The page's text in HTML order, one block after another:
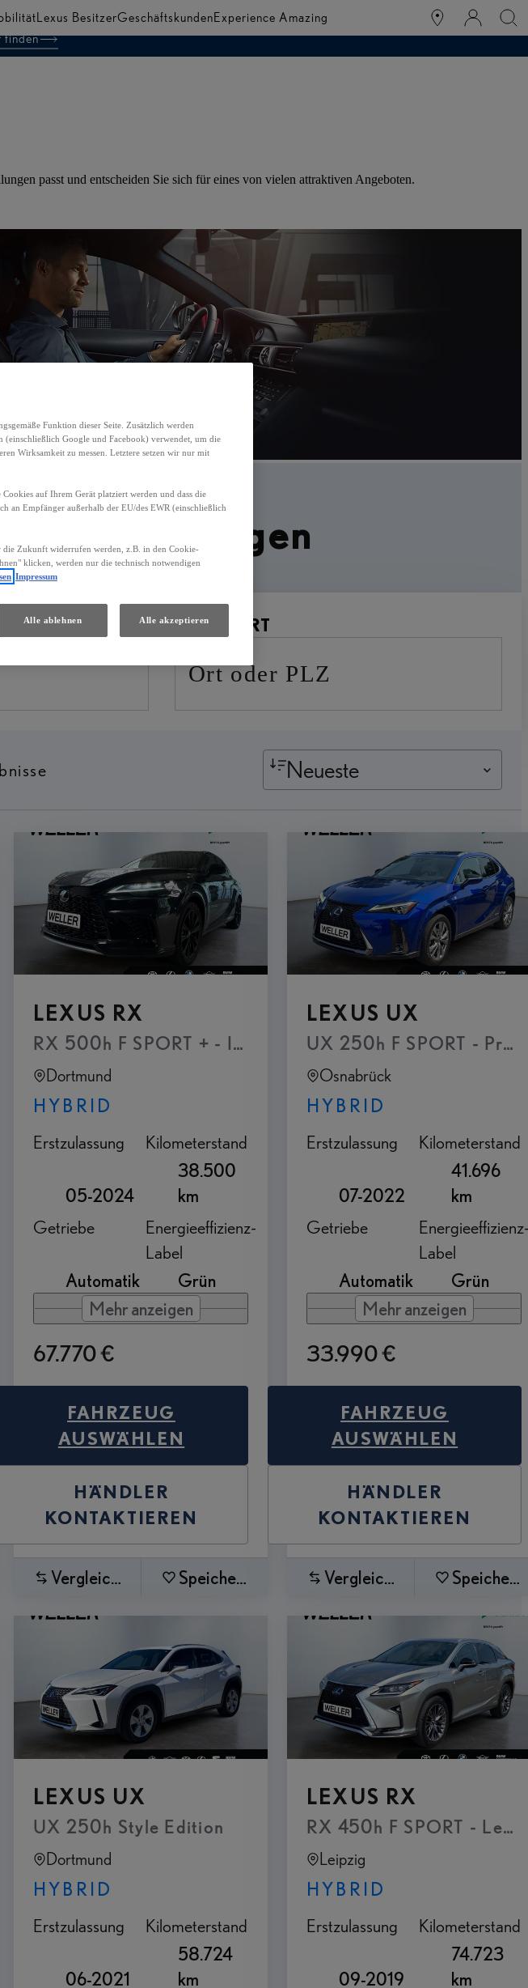
finden
Lexus BesitzerGeschäftskundenExperience Amazing
passt und entscheiden Sie sich für eines von vielen attraktiven Angeboten.
STANDORT
Ort oder PLZ
Neueste
& Panorama-Glasdach
LEXUS RX
RX 500h F SPORT + - Interieur Paket
Dortmund
HYBRID
Erstzulassung
05-2024
Kilometerstand
38.500
km
Getriebe
Automatik
Energieeffizienz-
Label
Grün
Mehr anzeigen
67.770 €
FAHRZEUG
AUSWÄHLEN
HÄNDLER
KONTAKTIEREN
Vergleichen Speichern
LEXUS UX
UX 250h F SPORT -
Osnabrück
HYBRID
Erstzulassung
07-2022
Kilometerstand
41.696
km
Getriebe
Automatik
Label
Grün
Mehr anzeigen
33.990 €
FAHRZEUG
AUSWÄHLEN
HÄNDLER
KONTAKTIEREN
Vergleichen Speichern
Premium Navigationssystem Assistenz Paket
LEXUS UX
UX 250h Style Edition
Dortmund
HYBRID
Erstzulassung
06-2021
Kilometerstand
58.724
km
LEXUS RX
RX 450h F SPORT -
Leipzig
HYBRID
Erstzulassung
09-2019
Kilometerstand
74.723
km
Funktion dieser Seite. Zusätzlich werden
(einschließlich Google und Facebook) verwendet, um die
Wirksamkeit zu messen. Letztere setzen wir nur mit
auf Ihrem Gerät platziert werden und dass die
an Empfänger außerhalb der EU/des EWR (einschließlich
Zukunft widerrufen werden, z.B. in den Cookie-
klicken, werden nur die technisch notwendigen
Impressum
Alle ablehnen Alle akzeptieren